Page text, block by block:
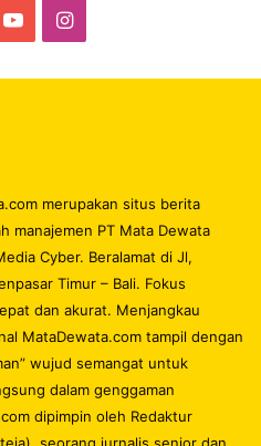
YouTubeInstagram
merupakan situs berita
manajemen PT Mata Dewata
Cyber. Beralamat di Jl,
Timur – Bali. Fokus
dan akurat. Menjangkau
MataDewata.com tampil dengan
wujud semangat untuk
dalam genggaman
dipimpin oleh Redaktur
seorang jurnalis senior dan